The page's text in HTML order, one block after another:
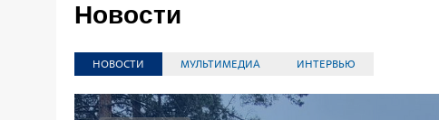
Новости
НОВОСТИ МУЛЬТИМЕДИА ИНТЕРВЬЮ